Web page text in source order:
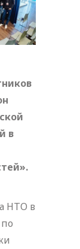
в
НТО в